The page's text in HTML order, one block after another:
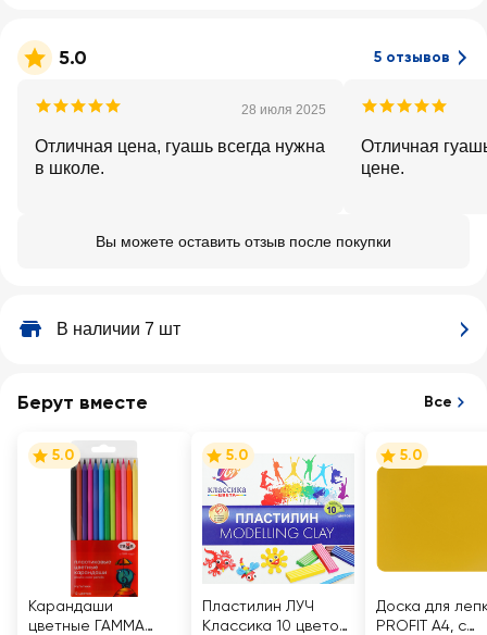
5.0 5 отзывов
28 июля 2025
Отличная цена, гуашь всегда нужна
в школе.
Отличная
цене.
Вы можете оставить отзыв после покупки
В наличии 7 шт
Берут вместе Все
5.0
Карандаши
цветные ГАММА
5.0
Пластилин ЛУЧ
Классика 10 цветов,
5.0
Доска для
PROFIT А4, с